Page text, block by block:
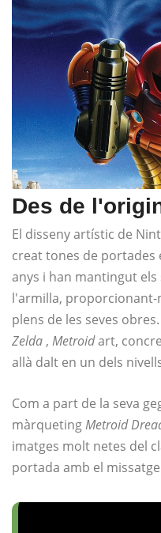
Des de
El disseny artístic de
creat tones de portades
anys i han mantingut
l'armilla,
plens de les seves
Zelda , Metroidart,
allà dalt en un dels
Com a part de la seva
màrquetingMetroid
imatges molt netes del
portada amb el